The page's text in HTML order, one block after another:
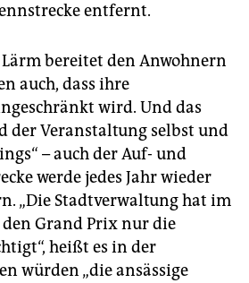
entfernt.
bereitet den Anwohnern
auch, dass ihre
wird. Und das
der Veranstaltung selbst und
– auch der Auf- und
werde jedes Jahr wieder
„Die Stadtverwaltung hat im
Grand Prix nur die
heißt es in der
würden „die ansässige